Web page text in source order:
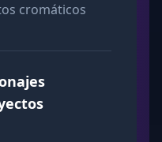
cromáticos